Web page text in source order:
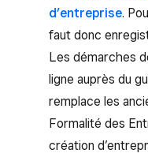
d’entreprise.
faut donc
Les démarches
ligne auprès du
remplace les
Formalité des
création